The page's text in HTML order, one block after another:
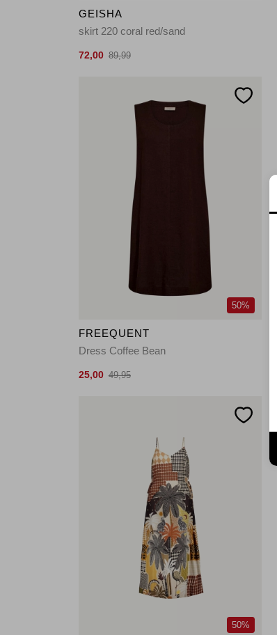
GEISHA
skirt 220 coral red/sand
72,00 89,99
50%
FREEQUENT
Dress Coffee Bean
25,00 49,95
50%